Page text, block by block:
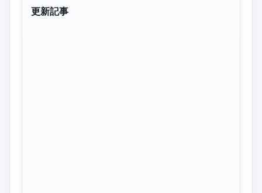
更新記事